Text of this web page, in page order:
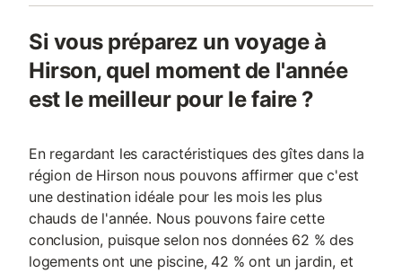
Si vous préparez un voyage à
Hirson, quel moment de l'année
est le meilleur pour le faire ?
En regardant les caractéristiques des gîtes dans la
région de Hirson nous pouvons affirmer que c'est
une destination idéale pour les mois les plus
chauds de l'année. Nous pouvons faire cette
conclusion, puisque selon nos données 62 % des
logements ont une piscine, 42 % ont un jardin, et